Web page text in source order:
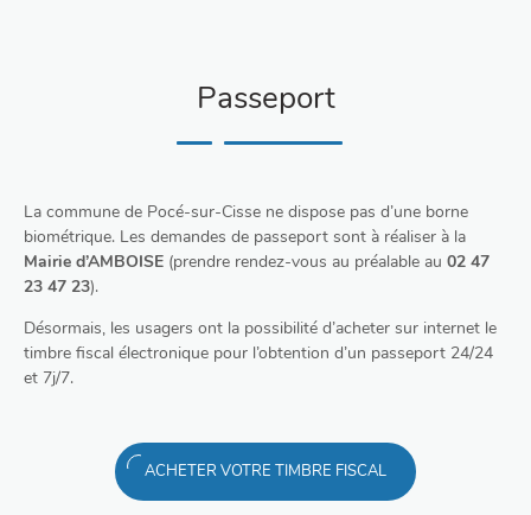
Passeport
La commune de Pocé-sur-Cisse ne dispose pas d’une borne
biométrique. Les demandes de passeport sont à réaliser à la
Mairie d’AMBOISE (prendre rendez-vous au préalable au 02 47
23 47 23).
Désormais, les usagers ont la possibilité d’acheter sur internet le
timbre fiscal électronique pour l’obtention d’un passeport 24/24
et 7j/7.
ACHETER VOTRE TIMBRE FISCAL